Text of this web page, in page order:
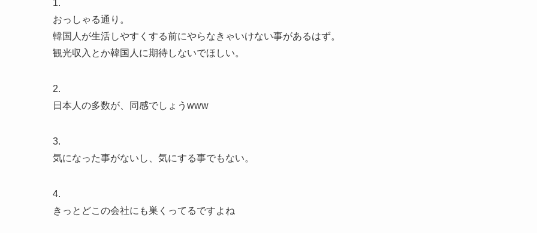
1.
おっしゃる通り。
韓国人が生活しやすくする前にやらなきゃいけない事があるはず。
観光収入とか韓国人に期待しないでほしい。
2.
日本人の多数が、同感でしょうwww
3.
気になった事がないし、気にする事でもない。
4.
きっとどこの会社にも巣くってるですよね